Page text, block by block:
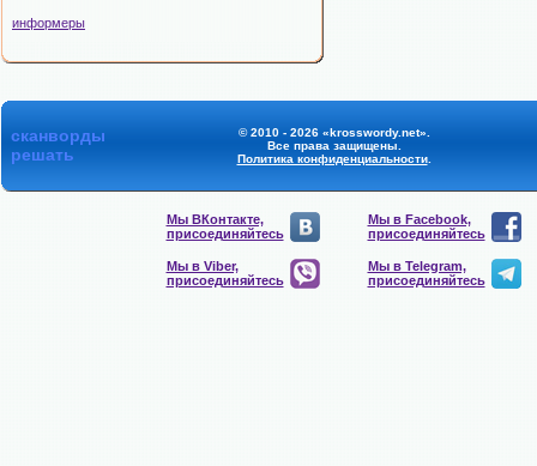
информеры
сканворды
решать
© 2010 - 2026 «krosswordy.net».
Все права защищены.
Политика конфиденциальности.
Мы ВКонтакте,
присоединяйтесь
Мы в Facebook,
присоединяйтесь
Мы в Viber,
присоединяйтесь
Мы в Telegram,
присоединяйтесь